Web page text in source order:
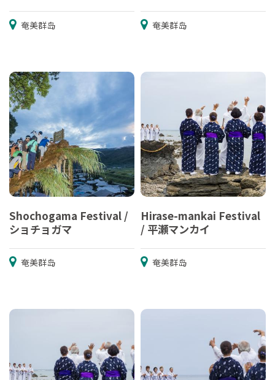
奄美群岛 奄美群岛
Shochogama Festival /
ショチョガマ
奄美群岛
Hirase-mankai Festival
/ 平瀬マンカイ
奄美群岛